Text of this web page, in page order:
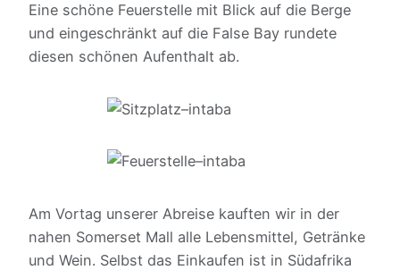
Eine schöne Feuerstelle mit Blick auf die Berge
und eingeschränkt auf die False Bay rundete
diesen schönen Aufenthalt ab.
Am Vortag unserer Abreise kauften wir in der
nahen Somerset Mall alle Lebensmittel, Getränke
und Wein. Selbst das Einkaufen ist in Südafrika